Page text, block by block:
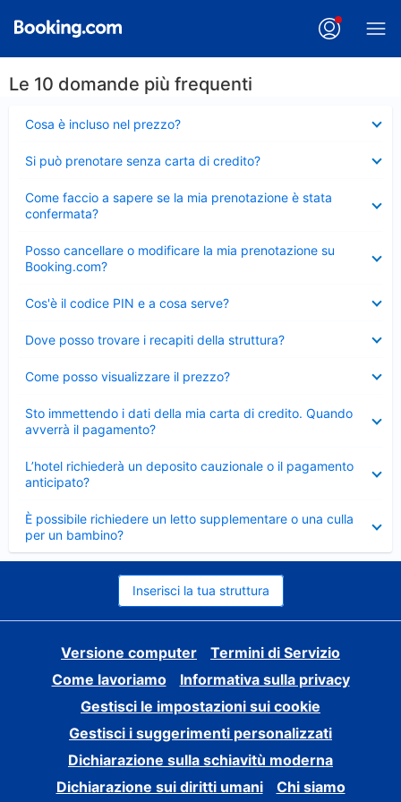
Le 10 domande più frequenti
Cosa è incluso nel prezzo?
chiuso
Si può prenotare senza carta di credito?
chiuso
Come faccio a sapere se la mia prenotazione è stata
confermata?
chiuso
Posso cancellare o modificare la mia prenotazione su
Booking.com?
chiuso
Cos'è il codice PIN e a cosa serve?
chiuso
Dove posso trovare i recapiti della struttura?
chiuso
Come posso visualizzare il prezzo?
chiuso
Sto immettendo i dati della mia carta di credito. Quando
avverrà il pagamento?
chiuso
L’hotel richiederà un deposito cauzionale o il pagamento
anticipato?
chiuso
È possibile richiedere un letto supplementare o una culla
per un bambino?
Elemento
chiuso
Inserisci la tua struttura
Versione computer
Termini di Servizio
Come lavoriamo
Informativa sulla privacy
Gestisci le impostazioni sui cookie
Gestisci i suggerimenti personalizzati
Dichiarazione sulla schiavitù moderna
Dichiarazione sui diritti umani
Chi siamo